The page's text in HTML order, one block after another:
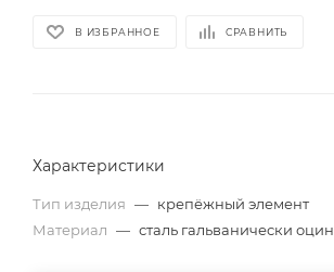
В ИЗБРАННОЕ СРАВНИТЬ
Характеристики
Тип изделия — крепёжный элемент
Материал — сталь гальванически